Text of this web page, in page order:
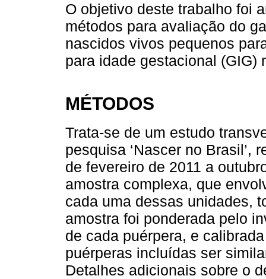
O objetivo deste trabalho foi
métodos para avaliação do
nascidos vivos pequenos
para idade gestacional (GIG)
MÉTODOS
Trata-se de um estudo
pesquisa ‘Nascer no Brasil’,
de fevereiro de 2011 a
amostra complexa, que
cada uma dessas unidades,
amostra foi ponderada pelo
de cada puérpera, e
puérperas incluídas ser
Detalhes adicionais sobre o